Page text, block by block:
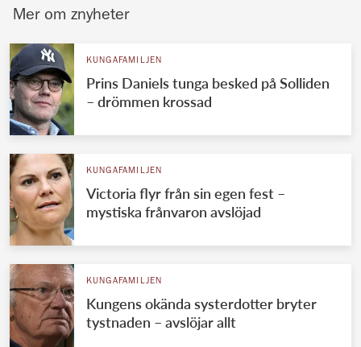
Mer om znyheter
KUNGAFAMILJEN
Prins Daniels tunga besked på Solliden
– drömmen krossad
KUNGAFAMILJEN
Victoria flyr från sin egen fest –
mystiska frånvaron avslöjad
KUNGAFAMILJEN
Kungens okända systerdotter bryter
tystnaden – avslöjar allt